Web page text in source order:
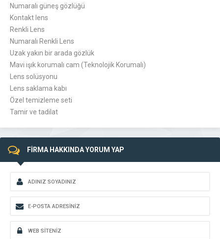
Numaralı güneş gözlüğü
Kontakt lens
Renkli Lens
Numaralı Renkli Lens
Uzak yakın bir arada gözlük
Mavi ışık korumalı cam (Teknolojik Korumalı)
Lens solüsyonu
Lens saklama kabı
Özel temizleme seti
Tamir ve tadilat
FİRMA HAKKINDA YORUM YAP